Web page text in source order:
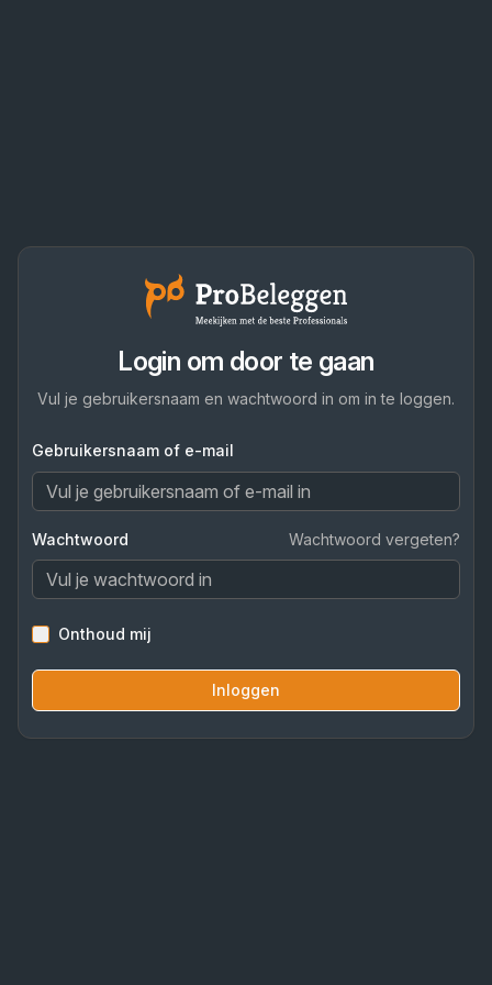
Login om door te gaan
Vul je gebruikersnaam en wachtwoord in om in te loggen.
Gebruikersnaam of e-mail
Wachtwoord Wachtwoord vergeten?
Onthoud mij
Inloggen